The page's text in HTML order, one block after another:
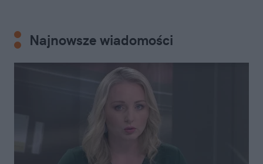
Najnowsze wiadomości